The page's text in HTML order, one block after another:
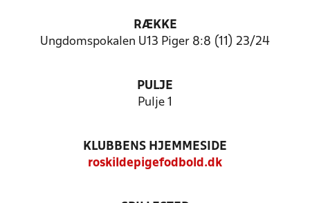
RÆKKE
Ungdomspokalen U13 Piger 8:8 (11) 23/24
PULJE
Pulje 1
KLUBBENS HJEMMESIDE
roskildepigefodbold.dk